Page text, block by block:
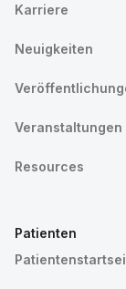
Karriere
Neuigkeiten
Veranstaltungen
Resources
Patienten